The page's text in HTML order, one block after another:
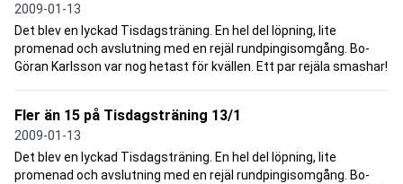
2009-01-13
Det blev en lyckad Tisdagsträning. En hel del löpning, lite
promenad och avslutning med en rejäl rundpingisomgång. Bo-
Göran Karlsson var nog hetast för kvällen. Ett par rejäla smashar!
Fler än 15 på Tisdagsträning 13/1
2009-01-13
Det blev en lyckad Tisdagsträning. En hel del löpning, lite
promenad och avslutning med en rejäl rundpingisomgång. Bo-